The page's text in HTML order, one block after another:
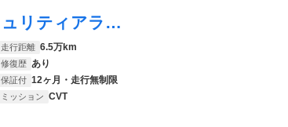
ヴィッツ Ｆ セーフティーエディションＩＩ セキュリティアラーム Ｗエアバック １オナ バックモニター ドライブレコーダー インテリキー 衝突軽減装置 パワーステアリング アイドルストップ ワンセグＴＶ パワーウインドウ ＡＢＳ 横滑り防止
走行距離 6.5万km
修復歴 あり
保証付 12ヶ月・走行無制限
ミッション CVT